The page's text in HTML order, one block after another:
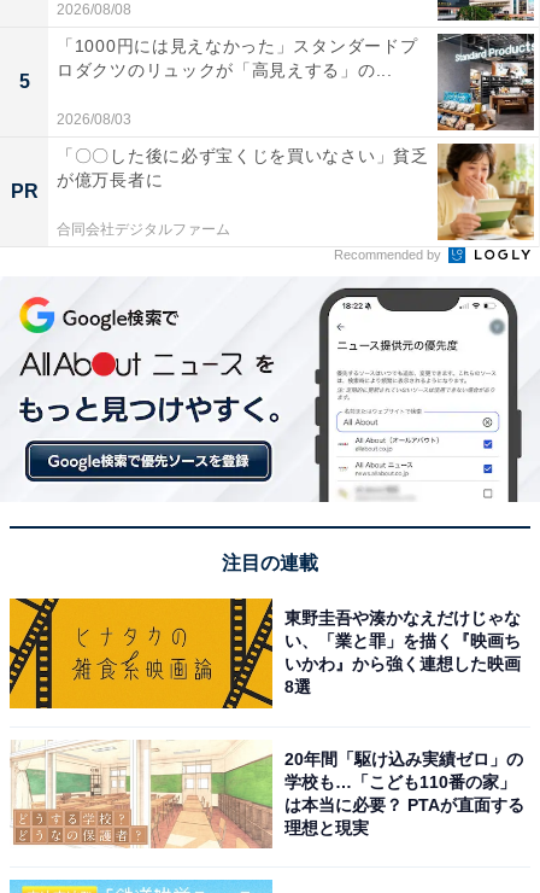
2026/08/08
5
「1000円には見えなかった」スタンダードプ
ロダクツのリュックが「高見えする」の...
2026/08/03
PR
「〇〇した後に必ず宝くじを買いなさい」貧乏
が億万長者に
合同会社デジタルファーム
Recommended by
注目の連載
東野圭吾や湊かなえだけじゃな
い、「業と罪」を描く『映画ち
いかわ』から強く連想した映画
8選
20年間「駆け込み実績ゼロ」の
学校も…「こども110番の家」
は本当に必要？ PTAが直面する
理想と現実